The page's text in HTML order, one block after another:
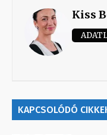
Kiss
KAPCSOLÓDÓ